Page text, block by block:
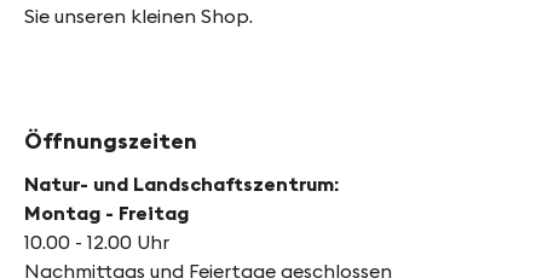
Sie unseren kleinen Shop.
Öffnungszeiten
Natur- und Landschaftszentrum:
Montag - Freitag
10.00 - 12.00 Uhr
Nachmittags und Feiertage geschlossen